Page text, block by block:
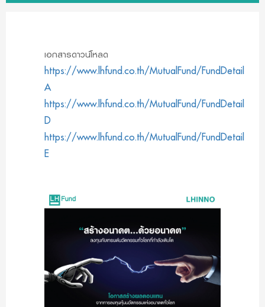
เอกสารดาวน์โหลด
https://www.lhfund.co.th/MutualFund/FundDetail/
A
https://www.lhfund.co.th/MutualFund/FundDetail/
D
https://www.lhfund.co.th/MutualFund/FundDetail/
E